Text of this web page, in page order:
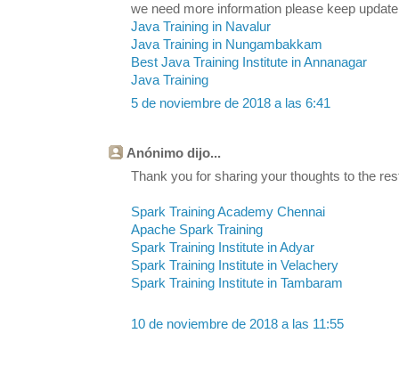
we need more information please keep
Java Training in Navalur
Java Training in Nungambakkam
Best Java Training Institute in Annanagar
Java Training
5 de noviembre de 2018 a las 6:41
Anónimo dijo...
Thank you for sharing your thoughts to the
Spark Training Academy Chennai
Apache Spark Training
Spark Training Institute in Adyar
Spark Training Institute in Velachery
Spark Training Institute in Tambaram
10 de noviembre de 2018 a las 11:55